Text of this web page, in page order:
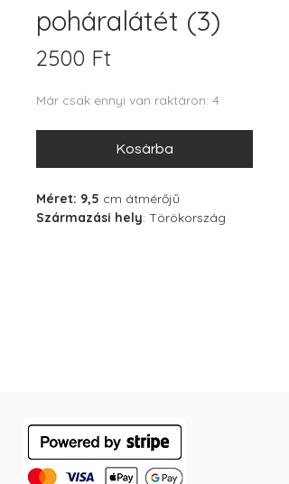
poháralátét (3)
2500 FtÁr
Már csak ennyi van raktáron: 4
Kosárba
Méret: 9,5 cm átmérőjű
Származási hely: Törökország